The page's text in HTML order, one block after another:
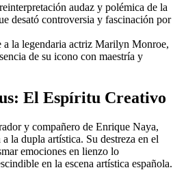
audaz y polémica de la
desató controversia y fascinación por
la legendaria actriz Marilyn Monroe,
de su icono con maestría y
El Espíritu Creativo
y compañero de Enrique Naya,
la dupla artística. Su destreza en el
emociones en lienzo lo
en la escena artística española.